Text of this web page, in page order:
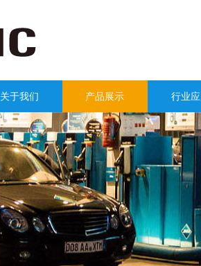
关于我们 产品展示 行业